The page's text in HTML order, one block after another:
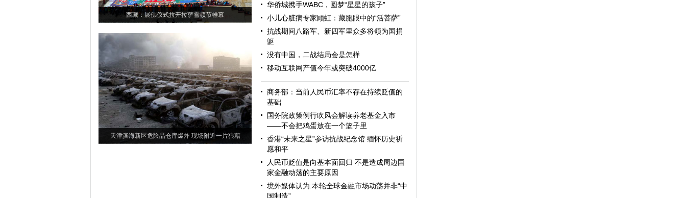
西藏：展佛仪式拉开拉萨雪顿节帷幕
天津滨海新区危险品仓库爆炸 现场附近一片狼藉
华侨城携手WABC，圆梦“星星的孩子”
小儿心脏病专家顾虹：藏胞眼中的“活菩萨”
抗战期间八路军、新四军里众多将领为国捐
躯
没有中国，二战结局会是怎样
移动互联网产值今年或突破4000亿
商务部：当前人民币汇率不存在持续贬值的
基础
国务院政策例行吹风会解读养老基金入市
——不会把鸡蛋放在一个篮子里
香港“未来之星”参访抗战纪念馆 缅怀历史祈
愿和平
人民币贬值是向基本面回归 不是造成周边国
家金融动荡的主要原因
境外媒体认为:本轮全球金融市场动荡并非“中
国制造”